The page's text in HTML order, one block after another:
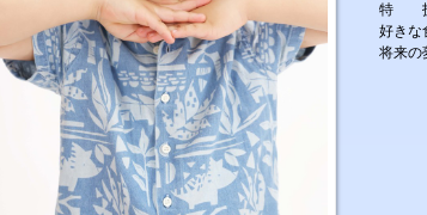
特
好きな
将来の